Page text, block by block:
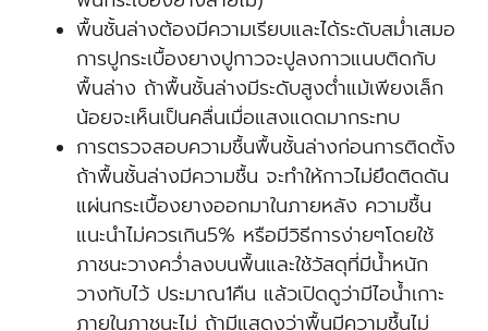
พื้นชั้นล่างต้องมีความเรียบและได้ระดับสม่ำเสมอ
การปูกระเบื้องยางปูกาวจะปูลงกาวแนบติดกับ
พื้นล่าง ถ้าพื้นชั้นล่างมีระดับสูงต่ำแม้เพียงเล็ก
น้อยจะเห็นเป็นคลื่นเมื่อแสงแดดมากระทบ
การตรวจสอบความชื้นพื้นชั้นล่างก่อนการติดตั้ง
ถ้าพื้นชั้นล่างมีความชื้น จะทำให้กาวไม่ยึดติดดัน
แผ่นกระเบื้องยางออกมาในภายหลัง ความชื้น
แนะนำไม่ควรเกิน5% หรือมีวิธีการง่ายๆโดยใช้
ภาชนะวางคว่ำลงบนพื้นและใช้วัสดุที่มีน้ำหนัก
วางทับไว้ ประมาณ1คืน แล้วเปิดดูว่ามีไอน้ำเกาะ
ภายในภาชนะไม่ ถ้ามีแสดงว่าพื้นมีความชึ้นไม่